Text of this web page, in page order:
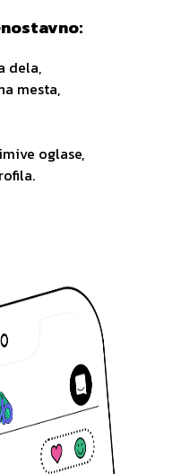
dela,
mesta,
oglase,